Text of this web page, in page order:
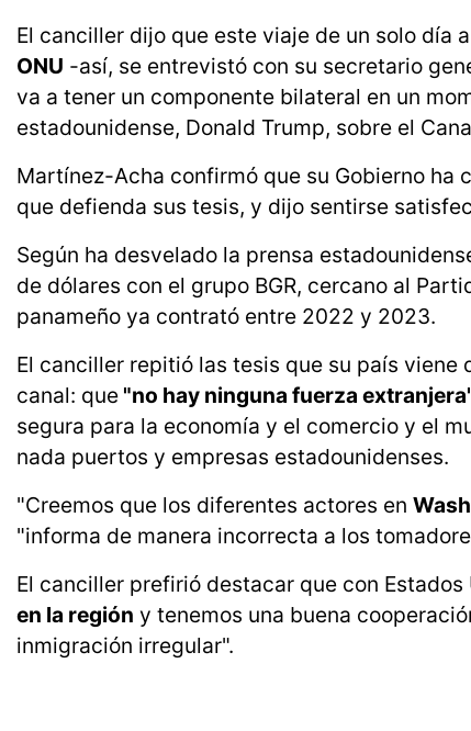
El canciller dijo que este viaje de un solo día
ONU -así, se entrevistó con su secretario
va a tener un componente bilateral en un
estadounidense, Donald Trump, sobre el
Martínez-Acha confirmó que su Gobierno ha
que defienda sus tesis, y dijo sentirse
Según ha desvelado la prensa
de dólares con el grupo BGR, cercano al
panameño ya contrató entre 2022 y 2023.
El canciller repitió las tesis que su país
canal: que "no hay ninguna fuerza
segura para la economía y el comercio y el
nada puertos y empresas estadounidenses.
"Creemos que los diferentes actores en
"informa de manera incorrecta a los
El canciller prefirió destacar que con
en la región y tenemos una buena
inmigración irregular".